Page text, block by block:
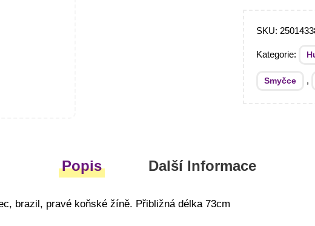
SKU:
Kategorie:
Smyčce ,
Popis Další Informace
brazil, pravé koňské žíně. Přibližná délka 73cm